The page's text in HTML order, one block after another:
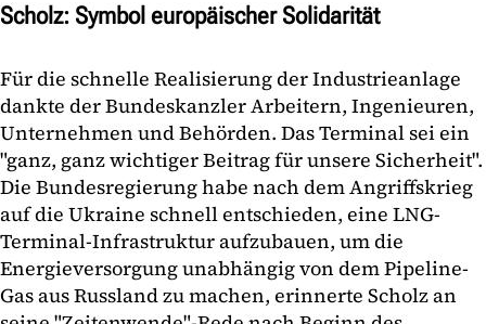
Scholz: Symbol europäischer Solidarität
Für die schnelle Realisierung der Industrieanlage
dankte der Bundeskanzler Arbeitern, Ingenieuren,
Unternehmen und Behörden. Das Terminal sei ein
"ganz, ganz wichtiger Beitrag für unsere Sicherheit".
Die Bundesregierung habe nach dem Angriffskrieg
auf die Ukraine schnell entschieden, eine LNG-
Terminal-Infrastruktur aufzubauen, um die
Energieversorgung unabhängig von dem Pipeline-
Gas aus Russland zu machen, erinnerte Scholz an